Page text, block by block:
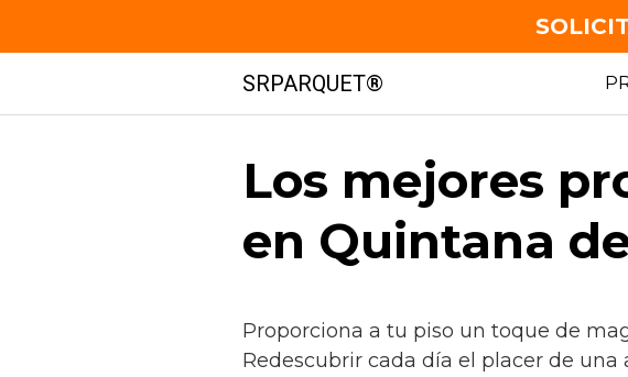
contenido
SRPARQUET®
Los mejores
en Quintana
Proporciona a tu piso un toque de
Redescubrir cada día el placer de